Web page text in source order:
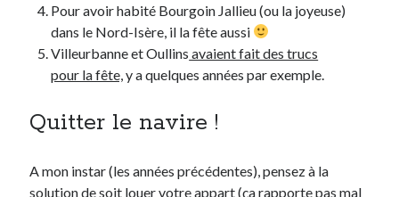
Pour avoir habité Bourgoin Jallieu (ou la joyeuse)
dans le Nord-Isère, il la fête aussi
Villeurbanne et Oullins avaient fait des trucs
pour la fête,y a quelques années par exemple.
Quitter le navire !
A mon instar (les années précédentes), pensez à la
solution de soit louer votre appart (ça rapporte pas mal